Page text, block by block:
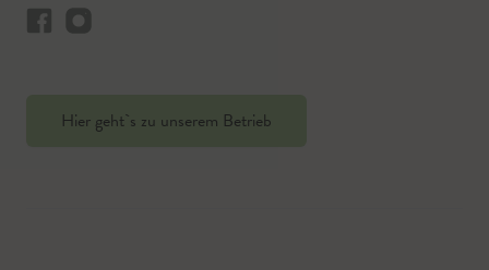
Hier geht`s zu unserem Betrieb